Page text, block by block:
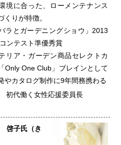
境に合った、ローメンテナンス
くりが特徴。
ラとガーデニングショウ」2013
ンテスト準優秀賞
リア・ガーデン商品セレクトカ
Only One Club」ブレインとして
やカタログ制作に9年間務携わる
初代働く女性応援委員長
子氏（き